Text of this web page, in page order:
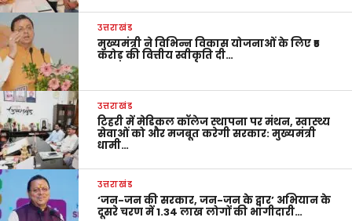
उत्तराखंड
मुख्यमंत्री ने विभिन्न विकास योजनाओं के लिए ₹5
करोड़ की वित्तीय स्वीकृति दी…
उत्तराखंड
टिहरी में मेडिकल कॉलेज स्थापना पर मंथन, स्वास्थ्य
सेवाओं को और मजबूत करेगी सरकार: मुख्यमंत्री
धामी…
उत्तराखंड
‘जन-जन की सरकार, जन-जन के द्वार’ अभियान के
दूसरे चरण में 1.34 लाख लोगों की भागीदारी…